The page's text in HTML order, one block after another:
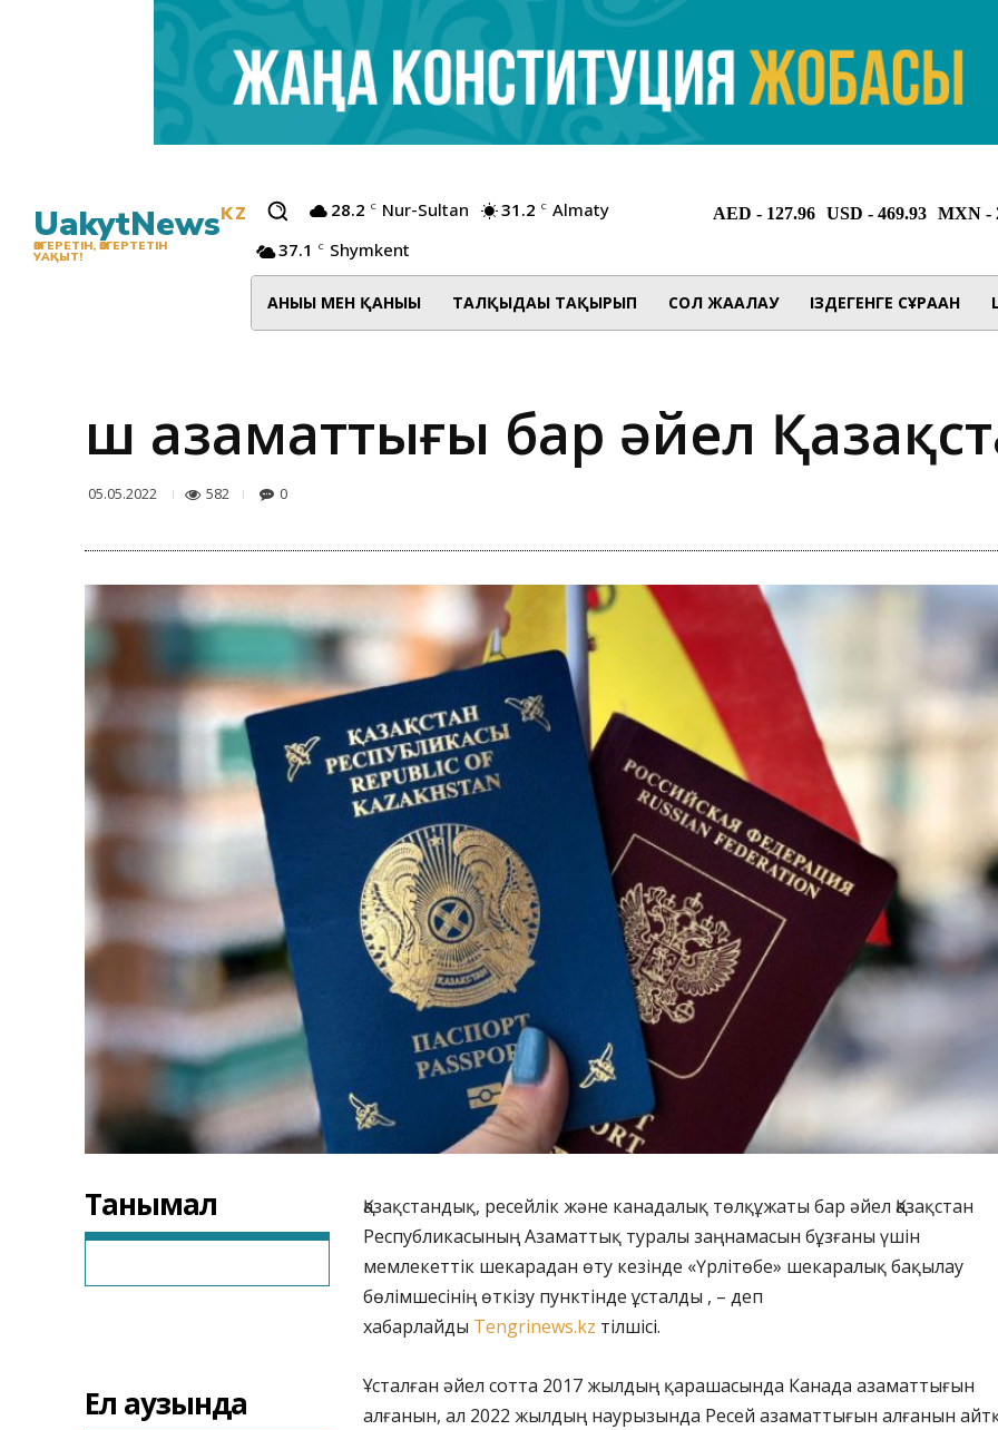
UakytNewsKZ
ӨЗГЕРЕТІН, ӨЗГЕРТЕТІН
УАҚЫТ!
28.2 C Nur-Sultan 31.2 C Almaty
37.1
C Shymkent
АНЫҒЫ МЕН ҚАНЫҒЫ ТАЛҚЫДАҒЫ ТАҚЫРЫП СОЛ ЖАҒАЛАУ ІЗДЕГЕНГЕ СҰРАҒАН
Үш азаматтығы бар әйел
05.05.2022 582 0
Танымал
Ел аузында
Қазақстандық, ресейлік және канадалық төлқұжаты бар әйел Қазақстан
Республикасының Азаматтық туралы заңнамасын бұзғаны үшін
мемлекеттік шекарадан өту кезінде «Үрлітөбе» шекаралық бақылау
бөлімшесінің өткізу пунктінде ұсталды , – деп
хабарлайды Tengrinews.kz тілшісі.
Ұсталған әйел сотта 2017 жылдың қарашасында Канада азаматтығын
алғанын, ал 2022 жылдың наурызында Ресей азаматтығын алғанын